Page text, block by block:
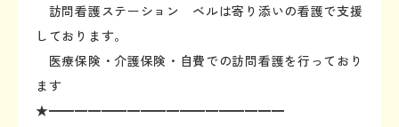
訪問看護ステーション ベルは寄り添いの看護で支援
しております。
医療保険・介護保険・自費での訪問看護を行っており
ます
★━━━━━━━━━━━━━━━━━━